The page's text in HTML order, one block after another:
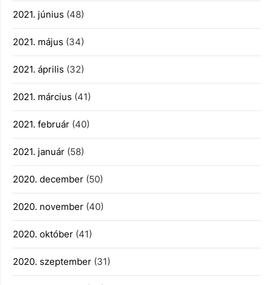
2021. június (48)
2021. május (34)
2021. április (32)
2021. március (41)
2021. február (40)
2021. január (58)
2020. december (50)
2020. november (40)
2020. október (41)
2020. szeptember (31)